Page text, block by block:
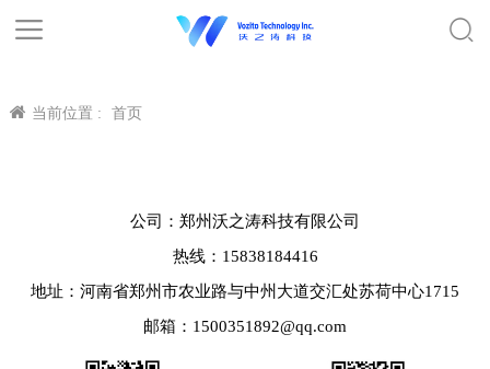
当前位置 : 首页
公司：郑州沃之涛科技有限公司
热线：15838184416
地址：河南省郑州市农业路与中州大道交汇处苏荷中心1715
邮箱：1500351892@qq.com